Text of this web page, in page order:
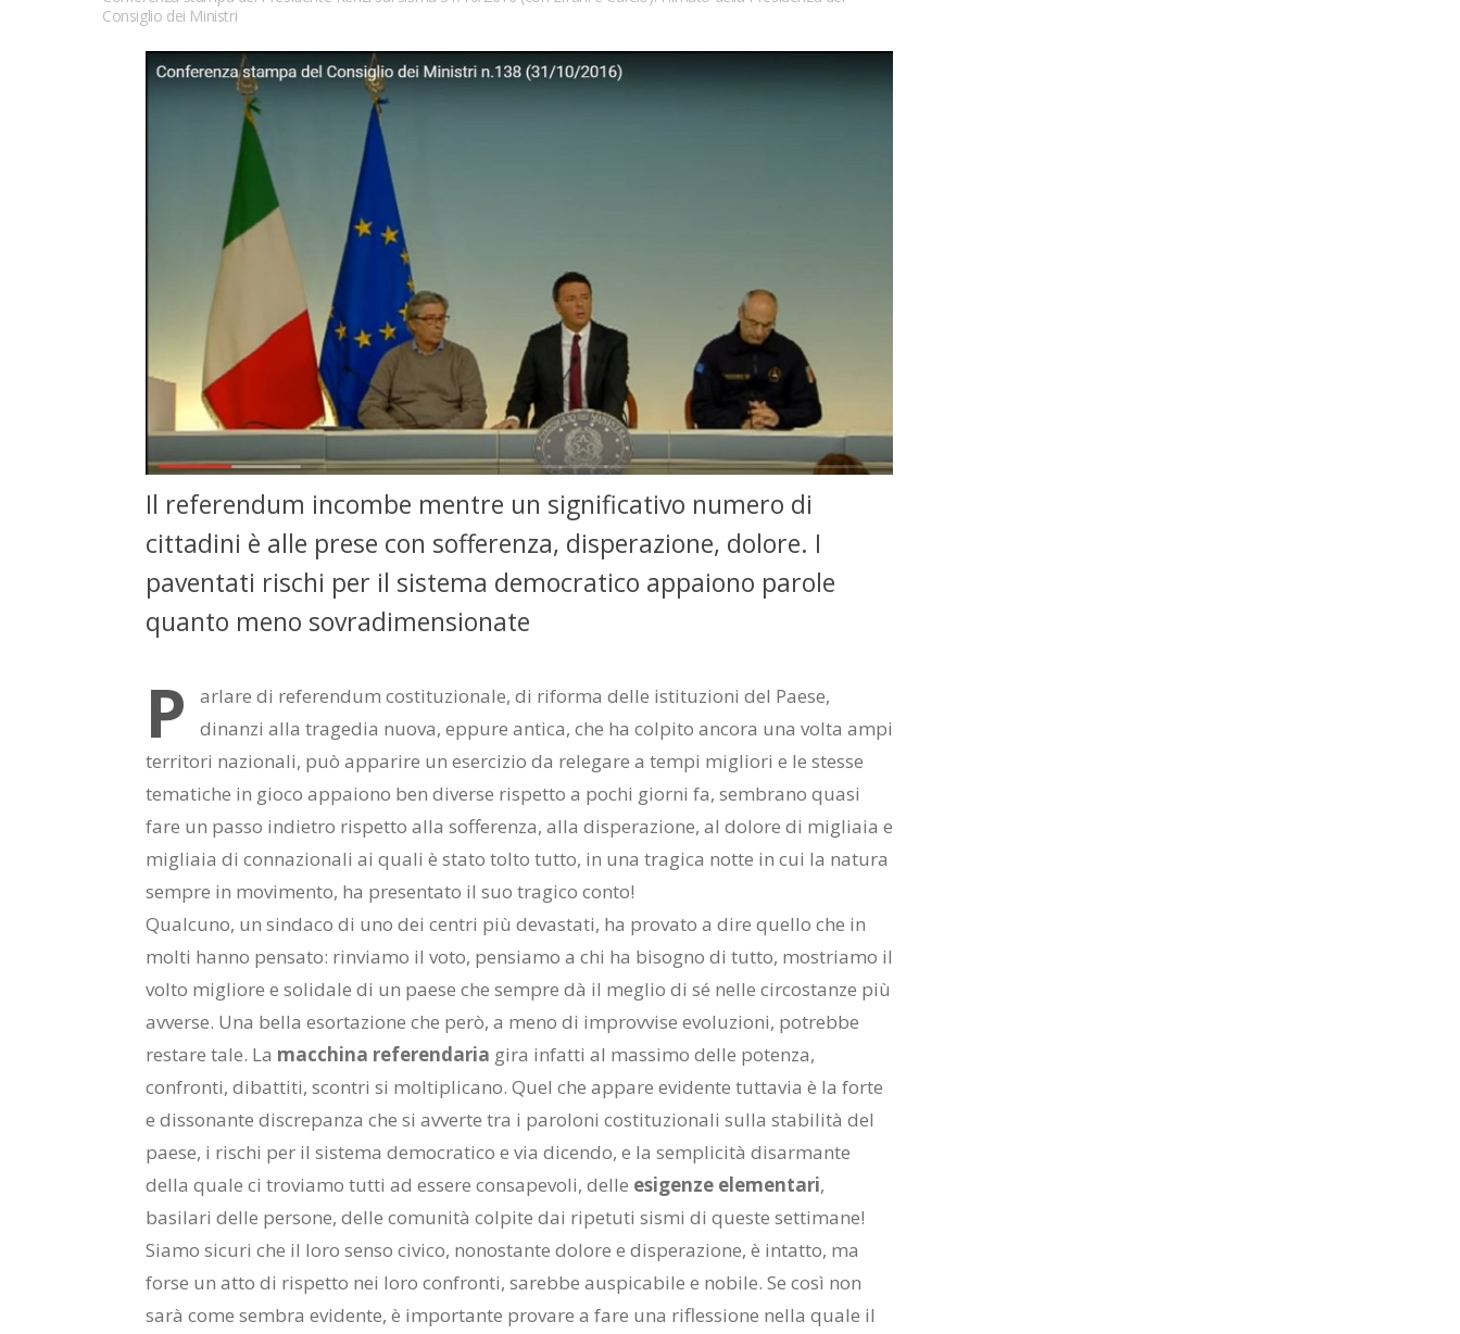
Consiglio dei Ministri
Il referendum incombe mentre un significativo numero di
cittadini è alle prese con sofferenza, disperazione, dolore. I
paventati rischi per il sistema democratico appaiono parole
quanto meno sovradimensionate
P
arlare di referendum costituzionale, di riforma delle istituzioni del Paese,
dinanzi alla tragedia nuova, eppure antica, che ha colpito ancora una volta ampi
territori nazionali, può apparire un esercizio da relegare a tempi migliori e le stesse
tematiche in gioco appaiono ben diverse rispetto a pochi giorni fa, sembrano quasi
fare un passo indietro rispetto alla sofferenza, alla disperazione, al dolore di migliaia e
migliaia di connazionali ai quali è stato tolto tutto, in una tragica notte in cui la natura
sempre in movimento, ha presentato il suo tragico conto!
Qualcuno, un sindaco di uno dei centri più devastati, ha provato a dire quello che in
molti hanno pensato: rinviamo il voto, pensiamo a chi ha bisogno di tutto, mostriamo il
volto migliore e solidale di un paese che sempre dà il meglio di sé nelle circostanze più
avverse. Una bella esortazione che però, a meno di improvvise evoluzioni, potrebbe
restare tale. La macchina referendaria gira infatti al massimo delle potenza,
confronti, dibattiti, scontri si moltiplicano. Quel che appare evidente tuttavia è la forte
e dissonante discrepanza che si avverte tra i paroloni costituzionali sulla stabilità del
paese, i rischi per il sistema democratico e via dicendo, e la semplicità disarmante
della quale ci troviamo tutti ad essere consapevoli, delle esigenze elementari,
basilari delle persone, delle comunità colpite dai ripetuti sismi di queste settimane!
Siamo sicuri che il loro senso civico, nonostante dolore e disperazione, è intatto, ma
forse un atto di rispetto nei loro confronti, sarebbe auspicabile e nobile. Se così non
sarà come sembra evidente, è importante provare a fare una riflessione nella quale il